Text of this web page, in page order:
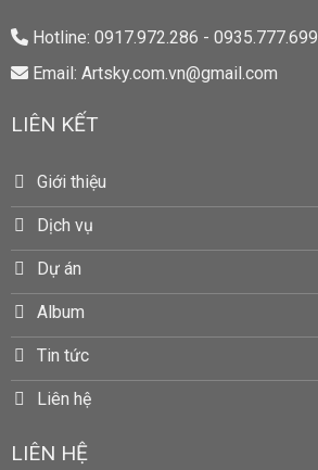
Hotline: 0917.972.286 - 0935.777.699
Email: Artsky.com.vn@gmail.com
LIÊN KẾT
Giới thiệu
Dịch vụ
Dự án
Album
Tin tức
Liên hệ
LIÊN HỆ